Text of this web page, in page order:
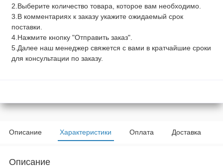
2.Выберите количество товара, которое вам необходимо.
3.В комментариях к заказу укажите ожидаемый срок
поставки.
4.Нажмите кнопку "Отправить заказ".
5.Далее наш менеджер свяжется с вами в кратчайшие сроки
для консультации по заказу.
Описание Характеристики Оплата Доставка
Описание